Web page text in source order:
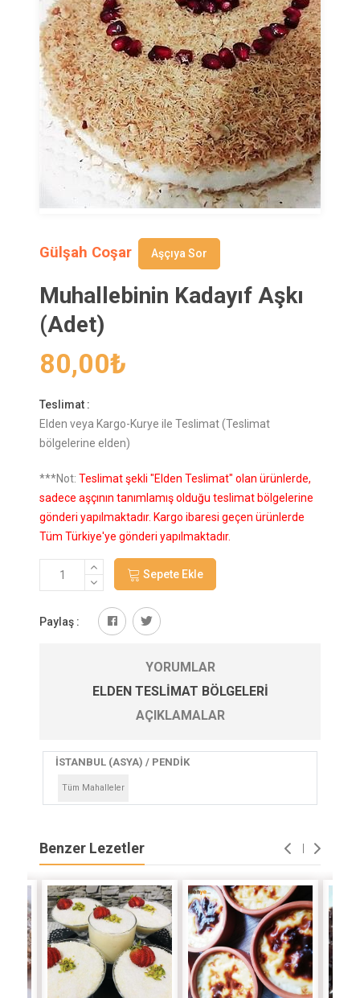
Gülşah Coşar Aşçıya Sor
Muhallebinin Kadayıf Aşkı
(Adet)
80,00₺
Teslimat :
Elden veya Kargo-Kurye ile Teslimat (Teslimat
bölgelerine elden)
***Not: Teslimat şekli "Elden Teslimat" olan ürünlerde,
sadece aşçının tanımlamış olduğu teslimat bölgelerine
gönderi yapılmaktadır. Kargo ibaresi geçen ürünlerde
Tüm Türkiye'ye gönderi yapılmaktadır.
Sepete Ekle
Paylaş :
YORUMLAR
ELDEN TESLIMAT BÖLGELERI
AÇIKLAMALAR
İSTANBUL (ASYA) / PENDİK
Tüm Mahalleler
Benzer Lezetler